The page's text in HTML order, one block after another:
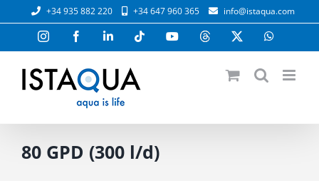
al
contenido
+34 935 882 220 +34 647 960 365 info@istaqua.com
InstagramFacebookLinkedInTiktok YouTubeThreads
80 GPD (300 l/d)